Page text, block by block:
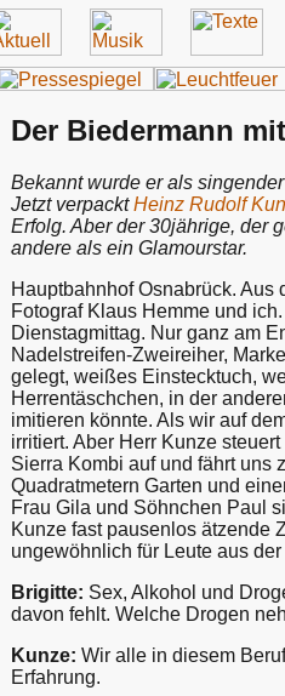
Der Biedermann
Bekannt wurde er als
Jetzt verpacktHeinz Rudolf
Erfolg. Aber der 30jährige, der
andere als ein Glamourstar.
Hauptbahnhof Osnabrück.
Fotograf Klaus Hemme und
Dienstagmittag. Nur ganz am
Nadelstreifen-Zweireiher,
gelegt, weißes Einstecktuch,
Herrentäschchen, in der
imitieren könnte. Als wir auf
irritiert. Aber Herr Kunze
Sierra Kombi auf und fährt uns
Quadratmetern Garten und
Frau Gila und Söhnchen Paul
Kunze fast pausenlos ätzende
ungewöhnlich für Leute aus
Brigitte: Sex, Alkohol und
davon fehlt. Welche Drogen
Kunze: Wir alle in diesem
Erfahrung.